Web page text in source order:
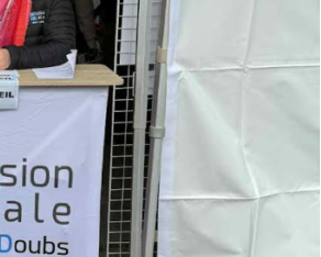
Hebdo25